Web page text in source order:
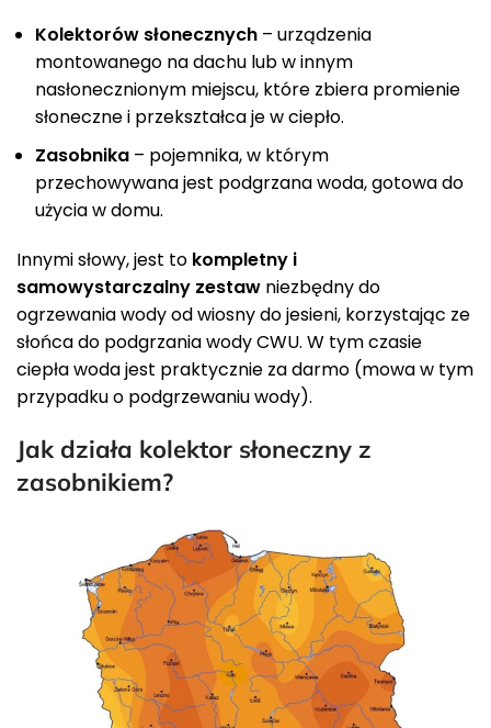
Kolektorów słonecznych – urządzenia
montowanego na dachu lub w innym
nasłonecznionym miejscu, które zbiera promienie
słoneczne i przekształca je w ciepło.
Zasobnika – pojemnika, w którym
przechowywana jest podgrzana woda, gotowa do
użycia w domu.
Innymi słowy, jest to kompletny i
samowystarczalny zestaw niezbędny do
ogrzewania wody od wiosny do jesieni, korzystając ze
słońca do podgrzania wody CWU. W tym czasie
ciepła woda jest praktycznie za darmo (mowa w tym
przypadku o podgrzewaniu wody).
Jak działa kolektor słoneczny z
zasobnikiem?